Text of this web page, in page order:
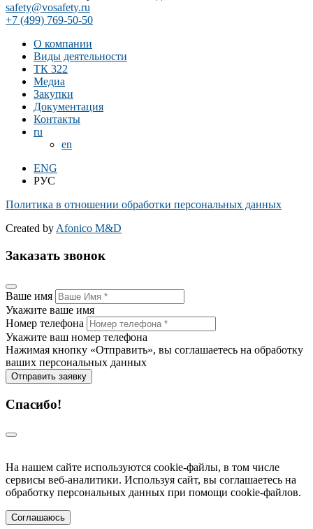
safety@vosafety.ru
+7 (499) 769-50-50
О компании
Виды деятельности
ТК 322
Медиа
Закупки
Документация
Контакты
ru
en
ENG
РУС
Политика в отношении обработки персональных данных
Created byAfonico M&D
Заказать звонок
Ваше имя
Укажите ваше имя
Номер телефона
Укажите ваш номер телефона
Нажимая кнопку «Отправить», вы соглашаетесь на обработку
ваших персональных данных
Отправить заявку
Спасибо!
На нашем сайте используются cookie-файлы, в том числе
сервисы веб-аналитики. Используя сайт, вы соглашаетесь на
обработку персональных данных при помощи cookie-файлов.
Соглашаюсь